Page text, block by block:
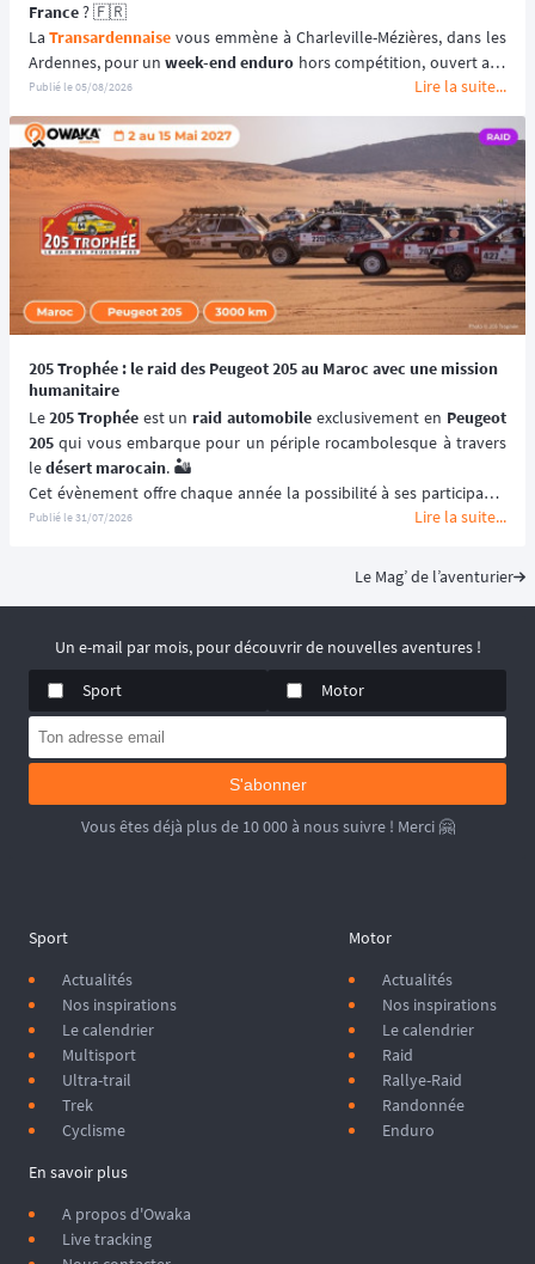
France ? 🇫🇷
La Transardennaise vous emmène à Charleville-Mézières, dans les
Ardennes, pour un week-end enduro hors compétition, ouvert aux
motos enduro, trail et trial dès 125 cm³. 🏍️
Portée par le Moto Club de Charleville-Mézières en Ardennes
(MCCMA) depuis plus de 30 éditions, cette
aventure moto mise sur
le plaisir de rouler plutôt que sur la performance chronométrée.
😉
📆 Prochaines dates : du 19 au 20 Septembre 2026.
Publié le05/08/2026 Lire la suite...
205 Trophée : le raid des Peugeot 205 au Maroc avec une mission
humanitaire
Le 205 Trophée est un raid automobile exclusivement en Peugeot
205 qui vous embarque pour un périple rocambolesque à travers
le désert marocain. 🏜️
Cet évènement offre chaque année la possibilité à ses participants
de (re)découvrir le Maroc en traversant ses paysages les plus
premiers rallye-raids , le
205
📆 Prochaines dates : du 2 au 15 Mai 2027.
Publié le31/07/2026 Lire la suite...
Le Mag’ de l’aventurier
Un e-mail par mois, pour découvrir de nouvelles aventures !
Sport
Motor
S'abonner
Vous êtes déjà plus de 10 000 à nous suivre ! Merci 🤗
Sport
Actualités
Nos inspirations
Le calendrier
Multisport
Ultra-trail
Trek
Cyclisme
Motor
Actualités
Nos inspirations
Le calendrier
Raid
Rallye-Raid
Randonnée
Enduro
En savoir plus
A propos d'Owaka
Live tracking